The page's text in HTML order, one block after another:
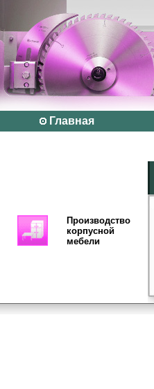
Главная
Производство
корпусной
мебели